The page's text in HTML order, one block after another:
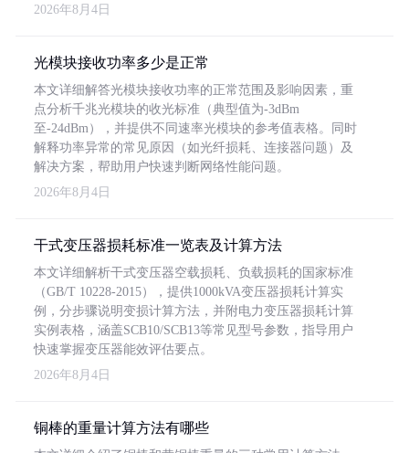
2026年8月4日
光模块接收功率多少是正常
本文详细解答光模块接收功率的正常范围及影响因素，重
点分析千兆光模块的收光标准（典型值为-3dBm
至-24dBm），并提供不同速率光模块的参考值表格。同时
解释功率异常的常见原因（如光纤损耗、连接器问题）及
解决方案，帮助用户快速判断网络性能问题。
2026年8月4日
干式变压器损耗标准一览表及计算方法
本文详细解析干式变压器空载损耗、负载损耗的国家标准
（GB/T 10228-2015），提供1000kVA变压器损耗计算实
例，分步骤说明变损计算方法，并附电力变压器损耗计算
实例表格，涵盖SCB10/SCB13等常见型号参数，指导用户
快速掌握变压器能效评估要点。
2026年8月4日
铜棒的重量计算方法有哪些